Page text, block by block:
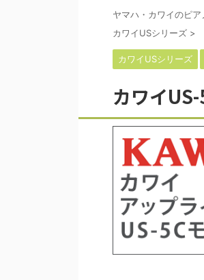
ヤマハ・カワイのピ
カワイUSシリーズ >
カワイUSシリーズ
カワイ